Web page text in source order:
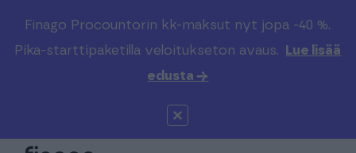
Finago Procountorin kk-maksut nyt jopa -40 %.
Pika-starttipaketilla veloitukseton avaus.
Lue lisää
edusta →
Etsi sivustolta
Valitse kieli
Global (EN)
Kirjaudu
Solo
Kenelle